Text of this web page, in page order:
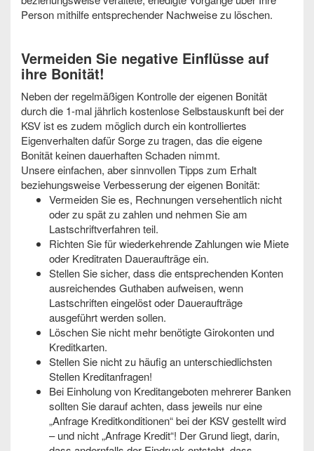
Person mithilfe entsprechender Nachweise zu löschen.
Vermeiden Sie negative Einflüsse auf
ihre Bonität!
Neben der regelmäßigen Kontrolle der eigenen Bonität
durch die 1-mal jährlich kostenlose Selbstauskunft bei der
KSV ist es zudem möglich durch ein kontrolliertes
Eigenverhalten dafür Sorge zu tragen, das die eigene
Bonität keinen dauerhaften Schaden nimmt.
Unsere einfachen, aber sinnvollen Tipps zum Erhalt
beziehungsweise Verbesserung der eigenen Bonität:
Vermeiden Sie es, Rechnungen versehentlich nicht
oder zu spät zu zahlen und nehmen Sie am
Lastschriftverfahren teil.
Richten Sie für wiederkehrende Zahlungen wie Miete
oder Kreditraten Daueraufträge ein.
Stellen Sie sicher, dass die entsprechenden Konten
ausreichendes Guthaben aufweisen, wenn
Lastschriften eingelöst oder Daueraufträge
ausgeführt werden sollen.
Löschen Sie nicht mehr benötigte Girokonten und
Kreditkarten.
Stellen Sie nicht zu häufig an unterschiedlichsten
Stellen Kreditanfragen!
Bei Einholung von Kreditangeboten mehrerer Banken
sollten Sie darauf achten, dass jeweils nur eine
„Anfrage Kreditkonditionen“ bei der KSV gestellt wird
– und nicht „Anfrage Kredit“! Der Grund liegt, darin,